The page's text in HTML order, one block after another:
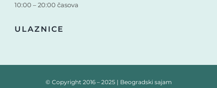
10:00 – 20:00 časova
ULAZNICE
© Copyright 2016 – 2025 | Beogradski sajam